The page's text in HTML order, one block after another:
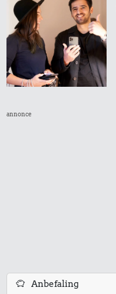
annonce
Anbefaling